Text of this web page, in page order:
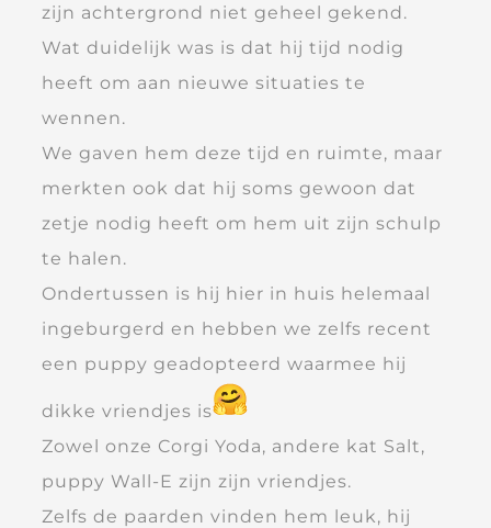
zijn achtergrond niet geheel gekend.
Wat duidelijk was is dat hij tijd nodig
heeft om aan nieuwe situaties te
wennen.
We gaven hem deze tijd en ruimte, maar
merkten ook dat hij soms gewoon dat
zetje nodig heeft om hem uit zijn schulp
te halen.
Ondertussen is hij hier in huis helemaal
ingeburgerd en hebben we zelfs recent
een puppy geadopteerd waarmee hij
dikke vriendjes is
Zowel onze Corgi Yoda, andere kat Salt,
puppy Wall-E zijn zijn vriendjes.
Zelfs de paarden vinden hem leuk, hij